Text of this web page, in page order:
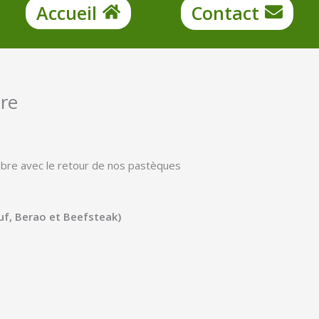
Accueil Contact
avec le retour de nos pastèques
Berao et Beefsteak)